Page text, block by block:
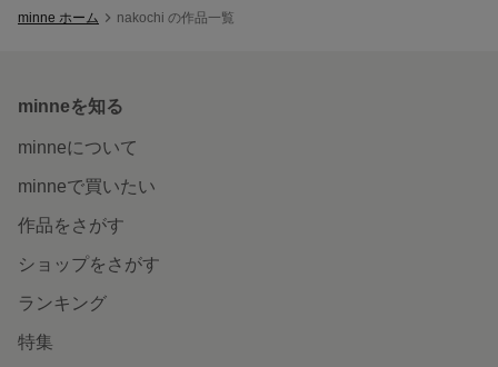
minne ホーム nakochi の作品一覧
minneを知る
minneについて
minneで買いたい
作品をさがす
ショップをさがす
ランキング
特集